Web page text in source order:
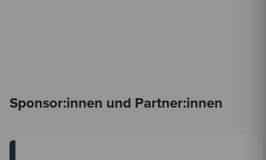
Sponsor:innen und Partner:innen